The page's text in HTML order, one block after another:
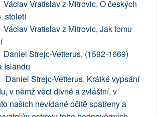
Václav Vratislav z Mitrovic, O českých
století
Václav Vratislav z Mitrovic, Jak tomu
Daniel Strejc-Vetterus, (1592-1669)
Islandu
Daniel Strejc-Vetterus, Krátké vypsání
v němž věci divné a zvláštní, v
našich nevídané očitě spatřeny a